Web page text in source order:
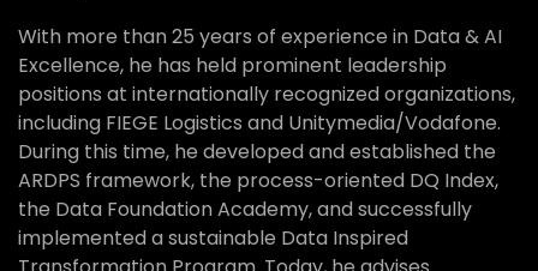
With more than 25 years of experience in Data & AI
Excellence, he has held prominent leadership
positions at internationally recognized organizations,
including FIEGE Logistics and Unitymedia/Vodafone.
During this time, he developed and established the
ARDPS framework, the process-oriented DQ Index,
the Data Foundation Academy, and successfully
implemented a sustainable Data Inspired